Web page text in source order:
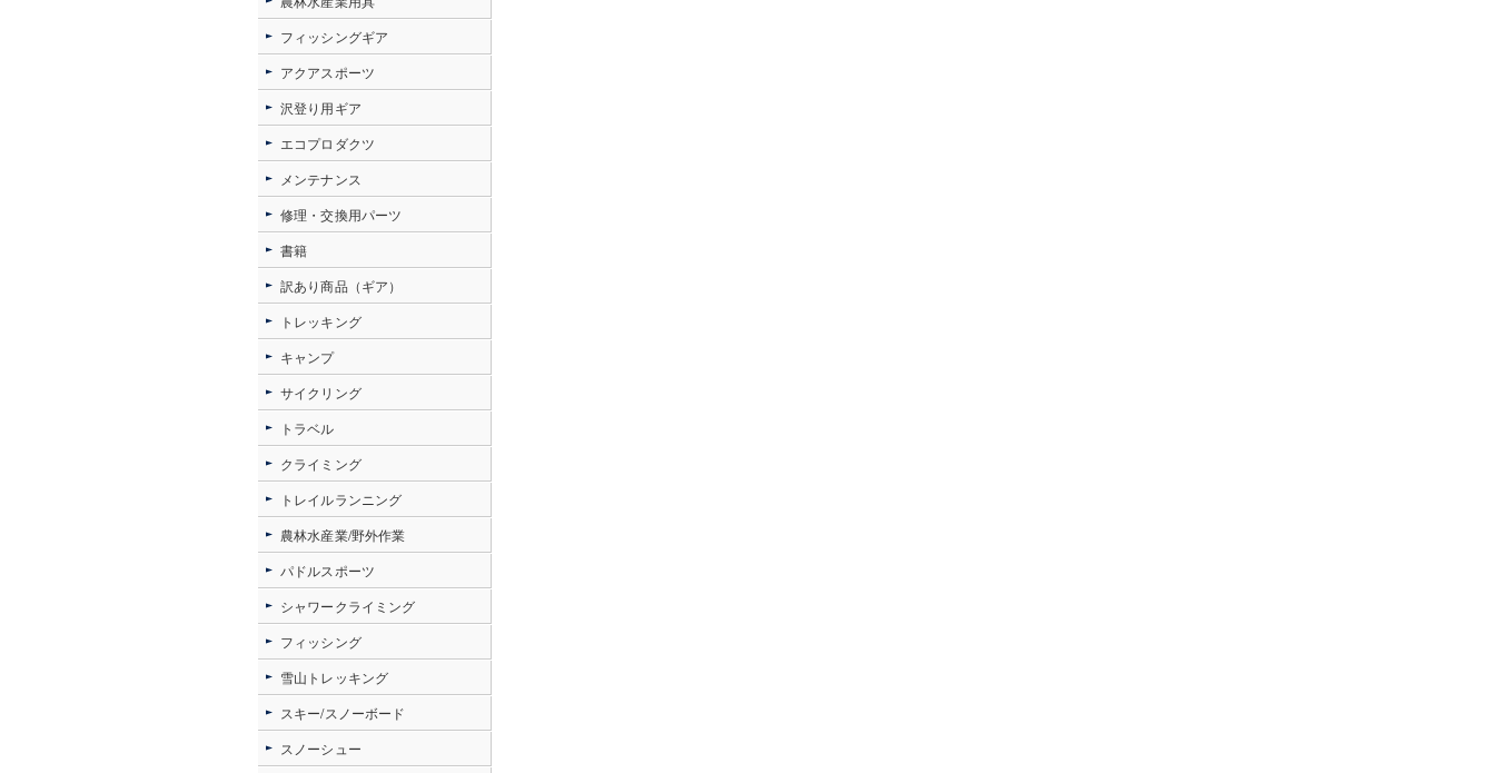
フィッシングギア
アクアスポーツ
沢登り用ギア
エコプロダクツ
メンテナンス
修理・交換用パーツ
書籍
訳あり商品（ギア）
トレッキング
キャンプ
サイクリング
トラベル
クライミング
トレイルランニング
農林水産業/野外作業
パドルスポーツ
シャワークライミング
フィッシング
雪山トレッキング
スキー/スノーボード
スノーシュー